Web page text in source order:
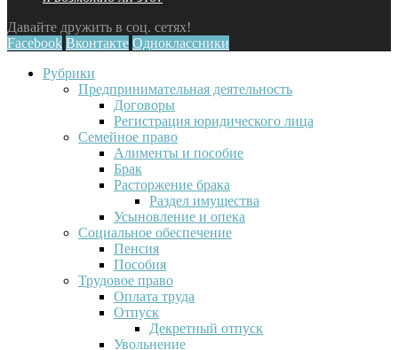
Давайте дружить в соц. сетях!
Facebook Вконтакте Одноклассники
Рубрики
Предпринимательная деятельность
Договоры
Регистрация юридического лица
Семейное право
Алименты и пособие
Брак
Расторжение брака
Раздел имущества
Усыновление и опека
Социальное обеспечение
Пенсия
Пособия
Трудовое право
Оплата труда
Отпуск
Декретный отпуск
Увольнение